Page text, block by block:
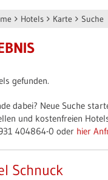
Hotels Karte Suche
gefunden.
dabei? Neue Suche
und kostenfreien
404864-0 oder hier
Schnuck